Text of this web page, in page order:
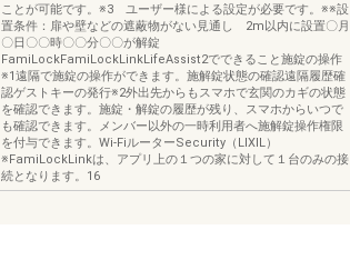
ことが可能です。※3 ユーザー様による設定が必要です。※※設
置条件：扉や壁などの遮蔽物がない⾒通し 2m以内に設置〇月
〇日〇〇時〇〇分〇〇が解錠
FamiLockFamiLockLinkLifeAssist2でできること施錠の操作
※1遠隔で施錠の操作ができます。施解錠状態の確認遠隔履歴確
認ゲストキーの発行※2外出先からもスマホで玄関のカギの状態
を確認できます。施錠・解錠の履歴が残り、スマホからいつで
も確認できます。メンバー以外の一時利用者へ施解錠操作権限
を付与できます。Wi-FiルーターSecurity（LIXIL）
※FamiLockLinkは、アプリ上の１つの家に対して１台のみの接
続となります。16